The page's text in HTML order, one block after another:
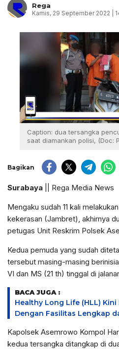
Rega
Kamis, 29 September 2022 |
Caption: dua tersangka
saat diamankan polisi, (Doc:
Bagikan
Surabaya || Rega Media News
Mengaku sudah 11 kali
kekerasan (Jambret), akhirnya
petugas Unit Reskrim Polsek
Kedua pemuda yang sudah
tersebut masing-masing
VI dan MS (21 th) tinggal di
BACA JUGA :
Healthy Long Life (HLL) Kini
Dengan Fasilitas Lengkap
Kapolsek Asemrowo Kompol
kedua tersangka ditangkap di